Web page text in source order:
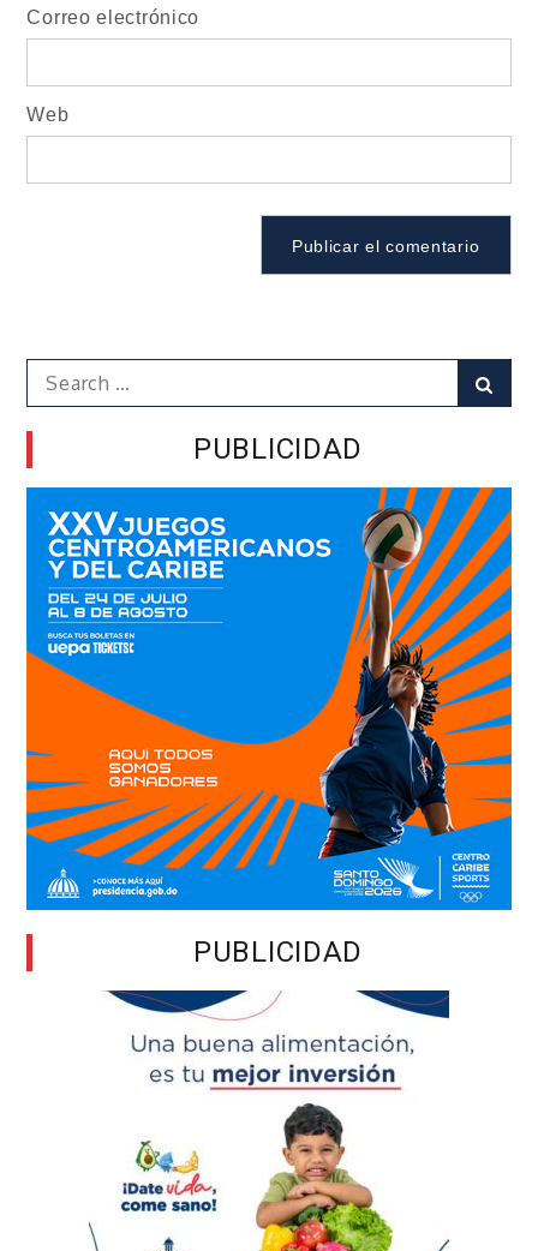
Correo electrónico
Web
Search
for:
PUBLICIDAD
PUBLICIDAD